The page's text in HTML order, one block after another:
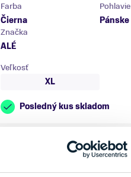
Farba
Čierna
Pohlavie
Pánske
Značka
ALÉ
Veľkosť
XL
Posledný kus skladom